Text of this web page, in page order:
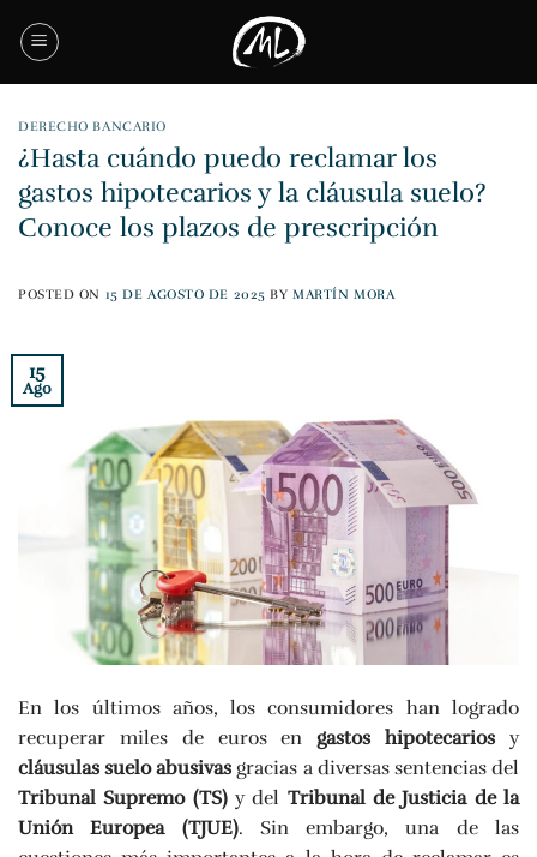
DERECHO BANCARIO
¿Hasta cuándo puedo reclamar los
gastos hipotecarios y la cláusula suelo?
Conoce los plazos de prescripción
POSTED ON 15 DE AGOSTO DE 2025 BYMARTÍN MORA
15
Ago
En los últimos años, los consumidores han logrado
recuperar miles de euros engastos hipotecarios y
cláusulas suelo abusivas gracias a diversas sentencias del
Tribunal Supremo (TS)y del Tribunal de Justicia de la
Unión Europea (TJUE). Sin embargo, una de las